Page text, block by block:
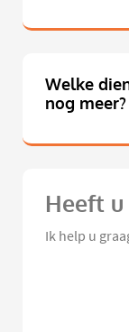
Welke
nog meer?
Heeft
Ik help u